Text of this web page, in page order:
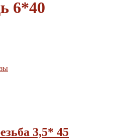
6*40
3,5* 45